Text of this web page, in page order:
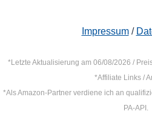
Impressum/
*Letzte Aktualisierung am 06/08/2026 /
*Affiliate Links /
*Als Amazon-Partner verdiene ich an
PA-API.